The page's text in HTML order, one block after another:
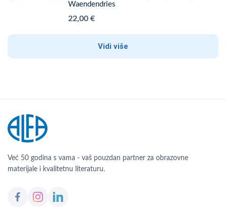
Waendendries
22,00 €
Vidi više
Već 50 godina s vama - vaš pouzdan partner za obrazovne
materijale i kvalitetnu literaturu.